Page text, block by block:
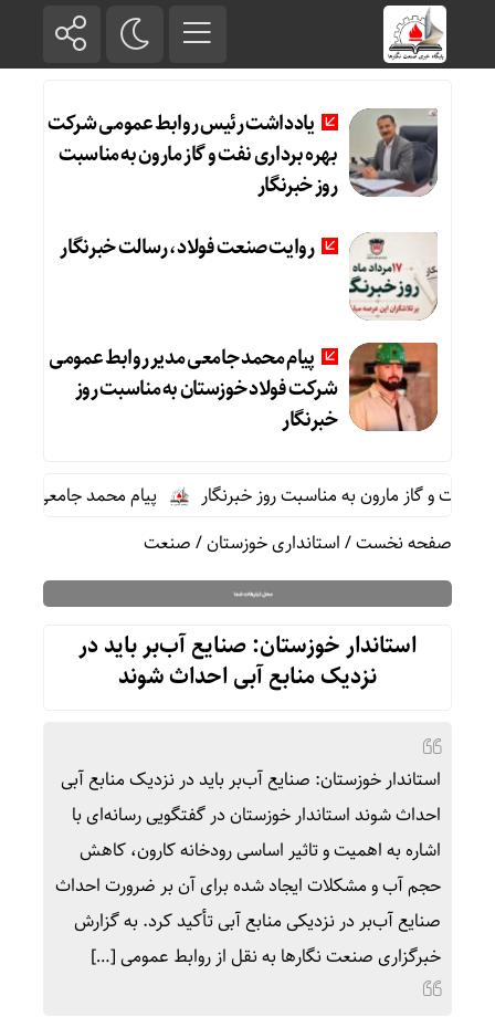
یادداشت رئیس روابط عمومی شرکت
بهره برداری نفت و گاز مارون به مناسبت
روز خبرنگار
روایت صنعت فولاد،‌ رسالت خبرنگار
پیام محمد جامعی مدیر روابط عمومی
شرکت فولاد خوزستان به مناسبت روز
خبرنگار
و گاز مارون به مناسبت روز خبرنگار
پیام محمد جامعی مدیر
صفحه نخست/استانداری خوزستان/صنعت
استاندار خوزستان: صنایع آب‌بر باید در
نزدیک منابع آبی احداث شوند
استاندار خوزستان: صنایع آب‌بر باید در نزدیک منابع آبی
احداث شوند استاندار خوزستان در گفتگویی رسانه‌ای با
اشاره به اهمیت و تاثیر اساسی رودخانه کارون، کاهش
حجم آب و مشکلات ایجاد شده برای آن بر ضرورت احداث
صنایع آب‌بر در نزدیکی منابع آبی تأکید کرد. به گزارش
خبرگزاری صنعت نگارها به نقل از روابط عمومی […]